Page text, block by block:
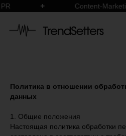
Content-Marketing
Политика в отношении
данных
1. Общие положения
Настоящая политика обработки